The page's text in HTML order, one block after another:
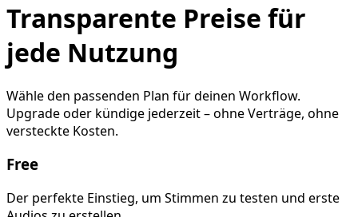
Transparente Preise für
jede Nutzung
Wähle den passenden Plan für deinen Workflow.
Upgrade oder kündige jederzeit – ohne Verträge, ohne
versteckte Kosten.
Free
Der perfekte Einstieg, um Stimmen zu testen und erste